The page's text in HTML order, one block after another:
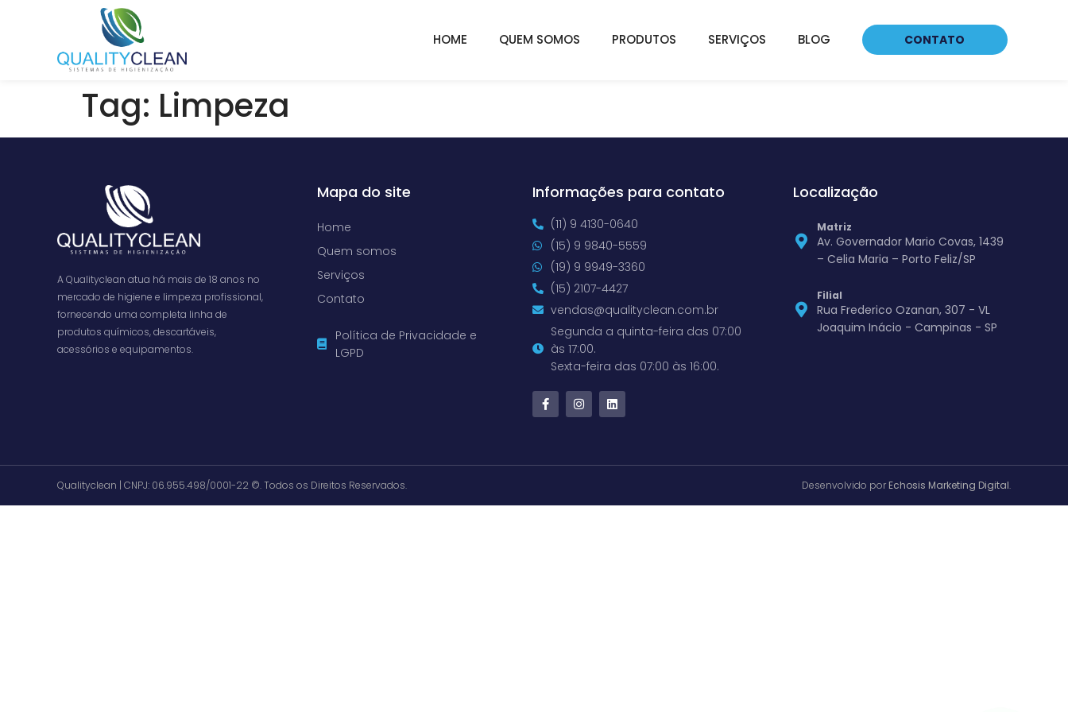
HOME QUEM SOMOS PRODUTOS SERVIÇOS BLOG CONTATO
Tag: Limpeza
A Qualityclean atua há mais de 18 anos no
mercado de higiene e limpeza profissional,
fornecendo uma completa linha de
produtos químicos, descartáveis,
acessórios e equipamentos.
Mapa do site
Home
Quem somos
Serviços
Contato
Política de Privacidade e
LGPD
Informações para contato
(11) 9 4130-0640
(15) 9 9840-5559
(19) 9 9949-3360
(15) 2107-4427
vendas@qualityclean.com.br
Segunda a quinta-feira das 07:00
às 17:00.
Sexta-feira das 07:00 às 16:00.
Localização
Matriz
Av. Governador Mario Covas, 1439
– Celia Maria – Porto Feliz/SP
Filial
Rua Frederico Ozanan, 307 - VL
Joaquim Inácio - Campinas - SP
Qualityclean | CNPJ: 06.955.498/0001-22 ©. Todos os Direitos Reservados. Desenvolvido por Echosis Marketing Digital.